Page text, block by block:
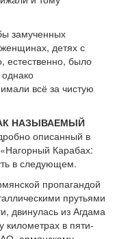
замученных
детях с
естественно, было
всё за чистую
НАЗЫВАЕМЫЙ
описанный в
Карабах:
в следующем.
пропагандой
прутьями
двинулась из Агдама
в пяти-